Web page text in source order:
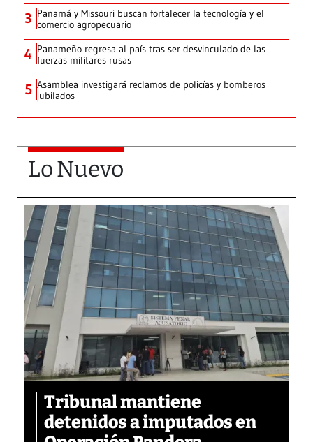
3 Panamá y Missouri buscan fortalecer la tecnología y el
comercio agropecuario
4 Panameño regresa al país tras ser desvinculado de las
fuerzas militares rusas
5 Asamblea investigará reclamos de policías y bomberos
jubilados
Lo Nuevo
Tribunal mantiene
detenidos a imputados en